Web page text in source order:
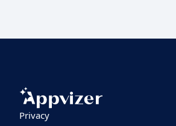
Privacy